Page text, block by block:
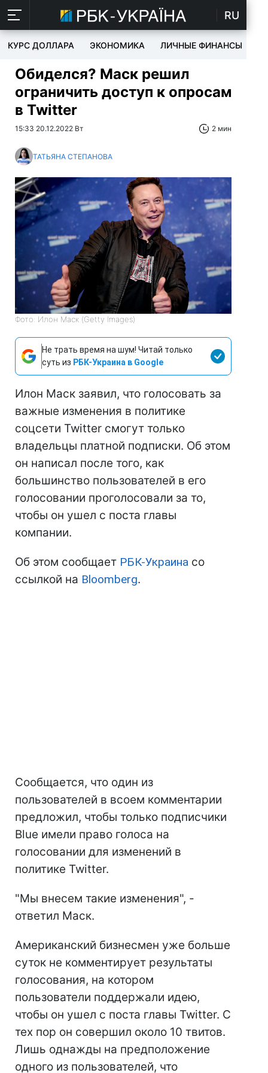
RU
КУРС ДОЛЛАРА ЭКОНОМИКА ЛИЧНЫЕ ФИНАНСЫ
Обиделся? Маск решил
ограничить доступ к опросам
в Twitter
15:33 20.12.2022 Вт 2 мин
ТАТЬЯНА СТЕПАНОВА
Фото: Илон Маск (Getty Images)
Не трать время на шум! Читай только
суть из РБК-Украина в Google
Илон Маск заявил, что голосовать за
важные изменения в политике
соцсети Twitter смогут только
владельцы платной подписки. Об этом
он написал после того, как
большинство пользователей в его
голосовании проголосовали за то,
чтобы он ушел с поста главы
компании.
Об этом сообщает РБК-Украина со
ссылкой на Bloomberg.
Сообщается, что один из
пользователей в всоем комментарии
предложил, чтобы только подписчики
Blue имели право голоса на
голосовании для изменений в
политике Twitter.
"Мы внесем такие изменения", -
ответил Маск.
Американский бизнесмен уже больше
суток не комментирует результаты
голосования, на котором
пользователи поддержали идею,
чтобы он ушел с поста главы Twitter. С
тех пор он совершил около 10 твитов.
Лишь однажды на предположение
одного из пользователей, что